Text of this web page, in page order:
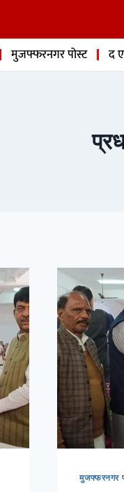
मुजफ्फरनगर पोस्ट द
मुजफ्फरनगर